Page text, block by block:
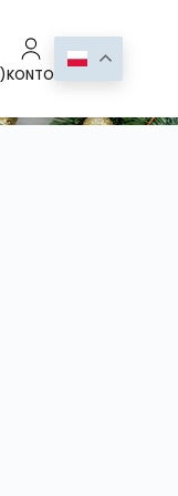
)KONTO